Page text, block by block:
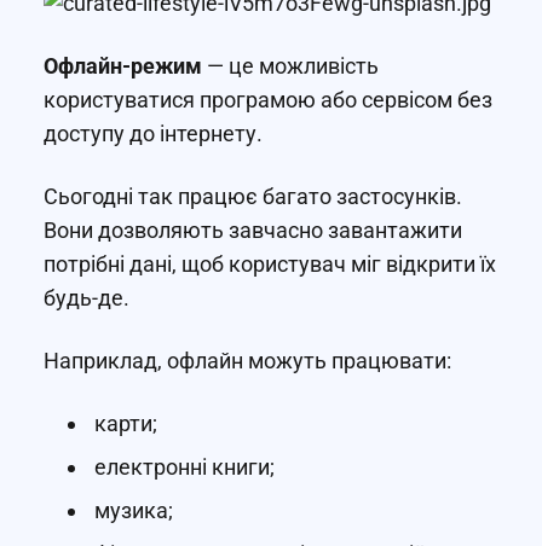
Офлайн-режим — це можливість
користуватися програмою або сервісом без
доступу до інтернету.
Сьогодні так працює багато застосунків.
Вони дозволяють завчасно завантажити
потрібні дані, щоб користувач міг відкрити їх
будь-де.
Наприклад, офлайн можуть працювати:
карти;
електронні книги;
музика;